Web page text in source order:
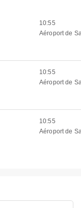
10:55
Aéroport de
10:55
Aéroport de
10:55
Aéroport de